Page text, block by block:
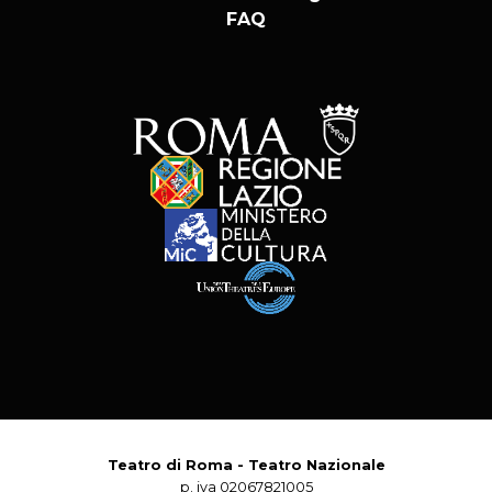
FAQ
Teatro di Roma - Teatro Nazionale
p. iva 02067821005